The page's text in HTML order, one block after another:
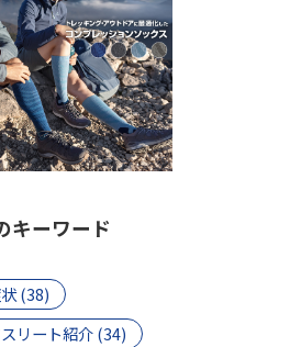
キーワード
(38)
リート紹介 (34)